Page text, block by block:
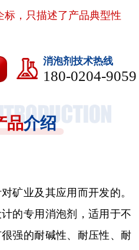
标，只描述了产品典型性
消泡剂技术热线
180-0204-9059
品介绍
矿业及其应用而开发的。
的专用消泡剂，适用于不
强的耐碱性、耐压性、耐